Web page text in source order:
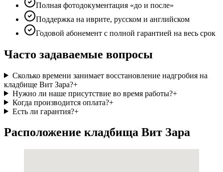
Полная фотодокументация «до и после»
Поддержка на иврите, русском и английском
Годовой абонемент с полной гарантией на весь срок
Часто задаваемые вопросы
Сколько времени занимает восстановление надгробия на
кладбище Вит Зара?+
Нужно ли наше присутствие во время работы?+
Когда производится оплата?+
Есть ли гарантия?+
Расположение кладбища Вит Зара